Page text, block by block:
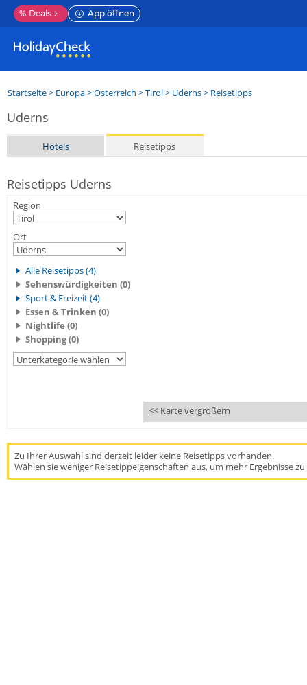
% Deals App öffnen
Startseite> Europa>Österreich >Tirol> Uderns> Reisetipps
Uderns
Hotels Reisetipps
Reisetipps Uderns
Region
Ort
Alle Reisetipps (4)
Sehenswürdigkeiten (0)
Sport & Freizeit (4)
Essen & Trinken (0)
Nightlife (0)
Shopping (0)
<< Karte vergrößern
Zu Ihrer Auswahl sind derzeit leider keine Reisetipps vorhanden.
Wählen sie weniger Reisetippeigenschaften aus, um mehr Ergebnisse